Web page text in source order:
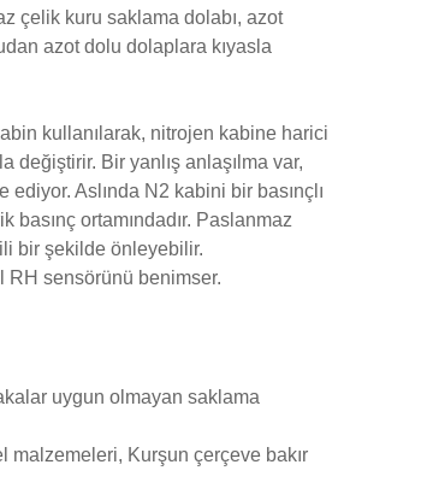
çelik kuru saklama dolabı, azot
azot dolu dolaplara kıyasla
kullanılarak, nitrojen kabine harici
değiştirir. Bir yanlış anlaşılma var,
Aslında N2 kabini bir basınçlı
basınç ortamındadır. Paslanmaz
bir şekilde önleyebilir.
RH sensörünü benimser.
uygun olmayan saklama
malzemeleri, Kurşun çerçeve bakır